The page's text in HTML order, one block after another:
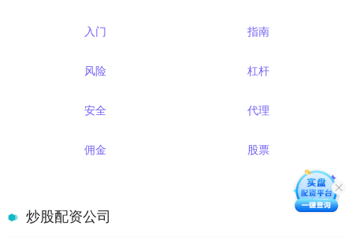
入门 指南
风险 杠杆
安全 代理
佣金 股票
炒股配资公司